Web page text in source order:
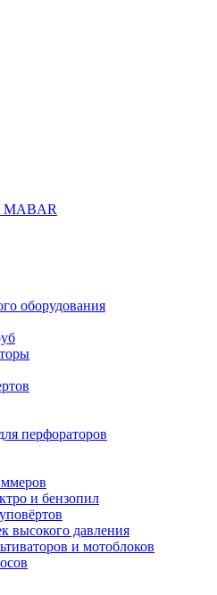
MABAR
оборудования
перфораторов
и бензопил
высокого давления
и мотоблоков